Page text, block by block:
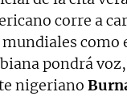
corre a
como
pondrá
nigeriano